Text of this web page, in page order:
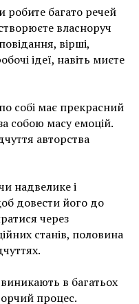
робите багато речей
власноруч
вірші,
ідеї, навіть миєте
собі має прекрасний
собою масу емоцій.
авторства
надвелике і
довести його до
через
станів, половина
в багатьох
процес.